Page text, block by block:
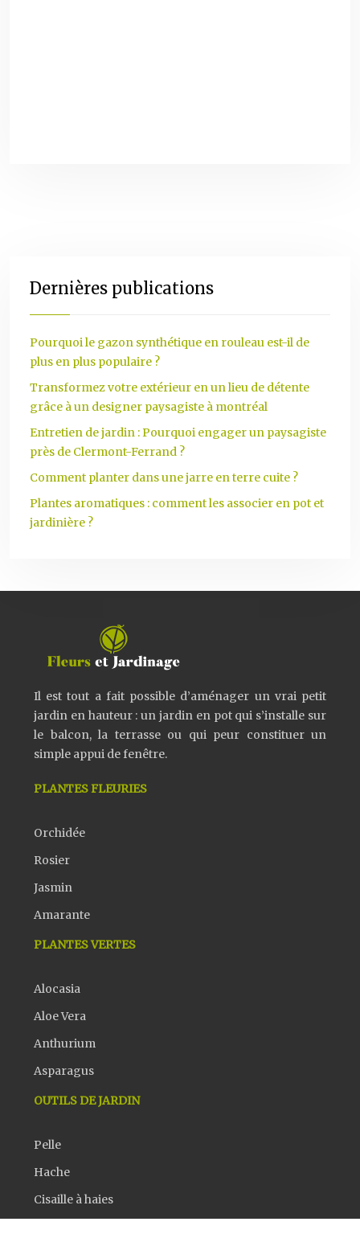
Dernières publications
Pourquoi le gazon synthétique en rouleau est-il de
plus en plus populaire ?
Transformez votre extérieur en un lieu de détente
grâce à un designer paysagiste à montréal
Entretien de jardin : Pourquoi engager un paysagiste
près de Clermont-Ferrand ?
Comment planter dans une jarre en terre cuite ?
Plantes aromatiques : comment les associer en pot et
jardinière ?
Il est tout a fait possible d’aménager un vrai petit
jardin en hauteur : un jardin en pot qui s’installe sur
le balcon, la terrasse ou qui peur constituer un
simple appui de fenêtre.
PLANTES FLEURIES
Orchidée
Rosier
Jasmin
Amarante
PLANTES VERTES
Alocasia
Aloe Vera
Anthurium
Asparagus
OUTILS DE JARDIN
Pelle
Hache
Cisaille à haies